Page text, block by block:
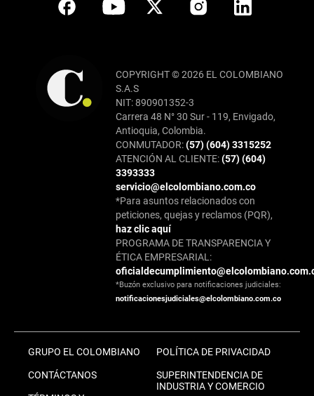
COPYRIGHT © 2026 EL COLOMBIANO
S.A.S
NIT: 890901352-3
Carrera 48 N° 30 Sur - 119, Envigado,
Antioquia, Colombia.
CONMUTADOR:(57) (604) 3315252
ATENCIÓN AL CLIENTE:(57) (604)
3393333
servicio@elcolombiano.com.co
*Para asuntos relacionados con
peticiones, quejas y reclamos (PQR),
haz clic aquí
PROGRAMA DE TRANSPARENCIA Y
ÉTICA EMPRESARIAL:
*Buzón exclusivo para notificaciones judiciales:
notificacionesjudiciales@elcolombiano.com.co
GRUPO EL COLOMBIANO
CONTÁCTANOS
POLÍTICA DE PRIVACIDAD
SUPERINTENDENCIA DE
INDUSTRIA Y COMERCIO